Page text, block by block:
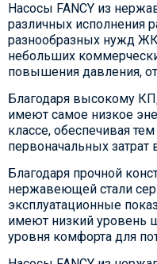
Насосы FANCY из
различных исполнения
разнообразных нужд
небольших
повышения давления,
Благодаря высокому
имеют самое низкое
классе, обеспечивая
первоначальных затрат
Благодаря прочной
нержавеющей стали
эксплуатационные
имеют низкий уровень
уровня комфорта для